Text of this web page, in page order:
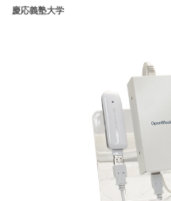
慶応義塾大学